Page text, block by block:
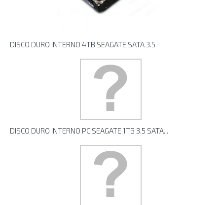
DISCO DURO INTERNO 4TB SEAGATE SATA 3.5
DISCO DURO INTERNO PC SEAGATE 1TB 3.5 SATA...